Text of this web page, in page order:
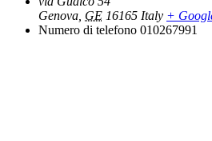
Genova GE 16165 Italy +
Numero di telefono 010267991